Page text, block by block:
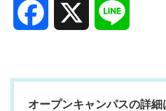
Facebook
オープンキャンパスの詳細